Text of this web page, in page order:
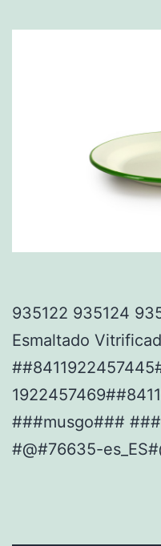
935122 935124
Esmaltado
###musgo###
#@#76635-